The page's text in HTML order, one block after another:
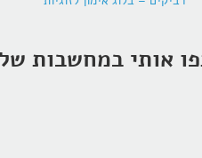
אותי במחשבות